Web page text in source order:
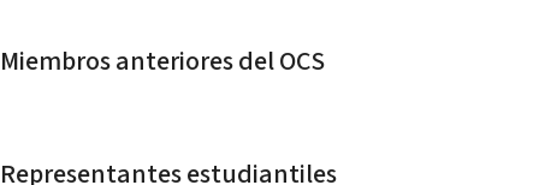
Miembros anteriores del OCS
Representantes estudiantiles